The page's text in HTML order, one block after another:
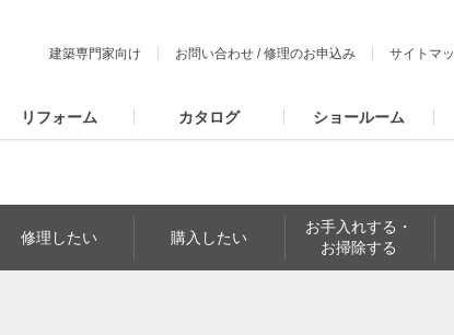
建築専門家向け お問い合わせ /修理のお申込み サイトマ
リフォーム カタログ ショールーム
修理したい 購入したい
お手入れする・
お掃除する